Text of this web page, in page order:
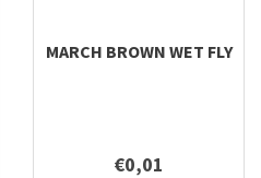
MARCH BROWN WET FLY
€0,01